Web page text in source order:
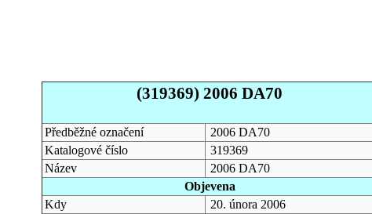
(319369) 2006 DA70
Předběžné označení
2006 DA70
Katalogové číslo
319369
Název
2006 DA70
Objevena
Kdy
20. února 2006